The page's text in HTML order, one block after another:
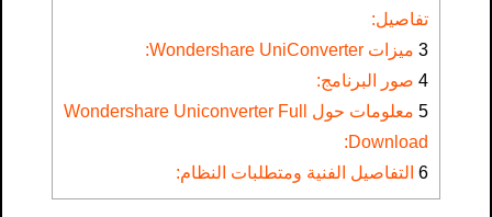
تفاصيل:
3 ميزات Wondershare UniConverter:
4 صور البرنامج:
5
معلومات حول Wondershare Uniconverter Full
Download​:
6 التفاصيل الفنية ومتطلبات النظام: